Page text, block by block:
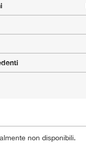
non disponibili.